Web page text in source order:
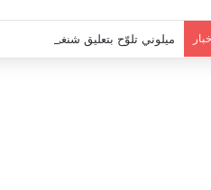
ميلوني تلوّح بتعليق شنغن مع